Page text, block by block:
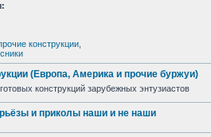
конструкции
(Европа, Америка и прочие буржуи)
конструкций зарубежных энтузиастов
и приколы наши и не наши